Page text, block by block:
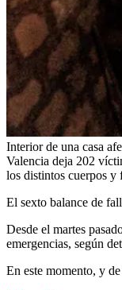
Interior de una casa
Valencia deja 202
los distintos cuerpos y
El sexto balance de
Desde el martes
emergencias, según
En este momento, y